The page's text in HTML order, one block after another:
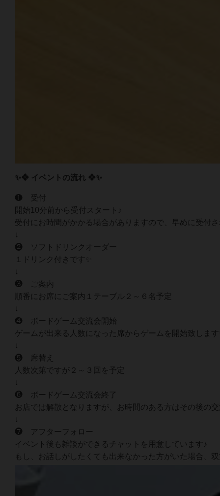
✨❖ イベントの流れ ❖✨
❶ 受付
開始10分前から受付スタート♪
受付にお時間がかかる場合がありますので、早めに受付
↓
❷ ソフトドリンクオーダー
１ドリンク付きです✨
↓
❸ ご案内
順番にお席にご案内１テーブル２～６名予定
↓
❹ ボードゲーム交流会開始
ゲームが出来る人数になった席からゲームを開始致しま
↓
❺ 席替え
人数次第ですが２～３回を予定
↓
❻ ボードゲーム交流会終了
お店では解散となりますが、お時間のある方はその後の
↓
❼ アフターフォロー
イベント後も雑談ができるチャットを用意しています♪
もし、お話しがしたくても出来なかった方がいた場合、